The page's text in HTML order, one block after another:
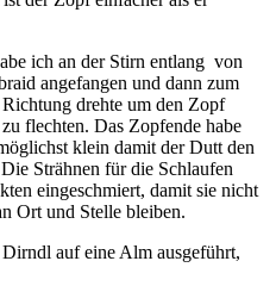
ich an der Stirn entlang von
angefangen und dann zum
drehte um den Zopf
flechten. Das Zopfende habe
klein damit der Dutt den
Strähnen für die Schlaufen
eingeschmiert, damit sie nicht
Ort und Stelle bleiben.
auf eine Alm ausgeführt,